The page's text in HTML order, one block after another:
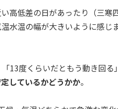
高低差の日があったり（三寒
水温の幅が大きいように感じ
「13度くらいだともう動き回
しているかどうかか。